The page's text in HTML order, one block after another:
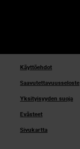
Käyttöehdot
Saavutettavuusseloste
Yksityisyyden suoja
Evästeet
Sivukartta